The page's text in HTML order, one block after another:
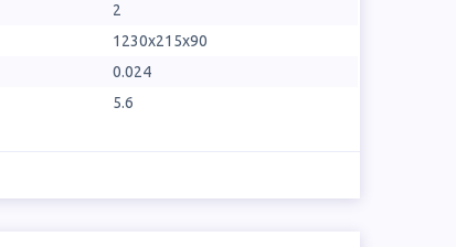
2
1230x215x90
0.024
5.6